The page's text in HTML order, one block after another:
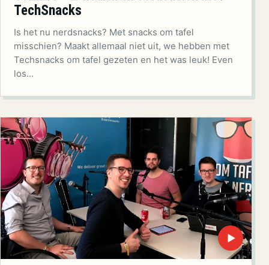
TechSnacks
Is het nu nerdsnacks? Met snacks om tafel
misschien? Maakt allemaal niet uit, we hebben met
Techsnacks om tafel gezeten en het was leuk! Even
los…
▶